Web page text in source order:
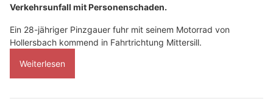
Verkehrsunfall mit Personenschaden.
Ein 28-jähriger Pinzgauer fuhr mit seinem Motorrad von
Hollersbach kommend in Fahrtrichtung Mittersill.
Weiterlesen